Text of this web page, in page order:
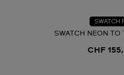
SWATCH
SWATCH NEON TO
CHF